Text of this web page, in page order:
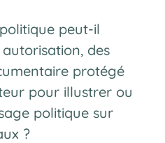
peut-il
des
protégé
pour illustrer ou
politique sur
?